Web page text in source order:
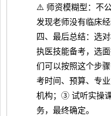
⚠️ 师资模糊型：不
发现老师没有临床
四、最后总结：选
执医技能备考，选
们可以按照这个步
考时间、预算、专
机构；③ 试听实操
务，最终确定。